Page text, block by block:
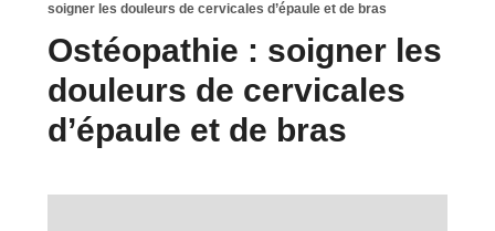
soigner les douleurs de cervicales d’épaule et de bras
Ostéopathie : soigner les
douleurs de cervicales
d’épaule et de bras